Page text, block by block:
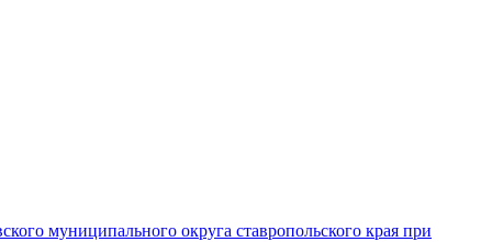
муниципального округа ставропольского края при